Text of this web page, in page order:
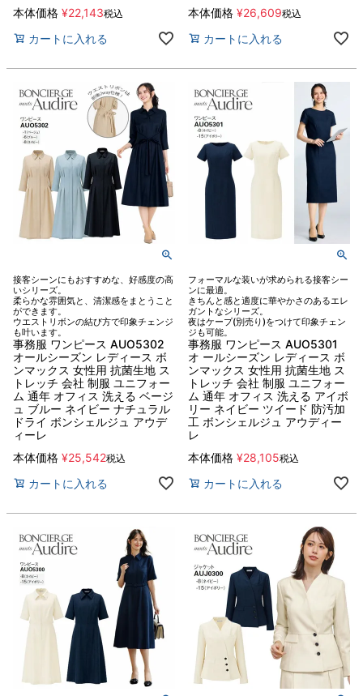
本体価格 ¥22,143税込
カートに入れる
本体価格 ¥26,609税込
カートに入れる
接客シーンにもおすすめな、好感度の高
いシリーズ。
柔らかな雰囲気と、清潔感をまとうこと
ができます。
ウエストリボンの結び方で印象チェンジ
も叶います。
事務服 ワンピース AUO5302
オールシーズン レディース ボ
ンマックス 女性用 抗菌生地 ス
トレッチ 会社 制服 ユニフォー
ム 通年 オフィス 洗える ベージ
ュ ブルー ネイビー ナチュラル
ドライ ボンシェルジュ アウデ
ィーレ
本体価格 ¥25,542税込
カートに入れる
フォーマルな装いが求められる接客シー
ンに最適。
きちんと感と適度に華やかさのあるエレ
ガントなシリーズ。
夜はケープ(別売り)をつけて印象チェン
ジも可能。
事務服 ワンピース AUO5301
オ ールシーズン レディース ボ
ンマックス 女性用 抗菌生地 ス
トレッチ 会社 制服 ユニフォー
ム 通年 オフィス 洗える アイボ
リー ネイビー ツイード 防汚加
工 ボンシェルジュ アウディー
レ
本体価格 ¥28,105税込
カートに入れる